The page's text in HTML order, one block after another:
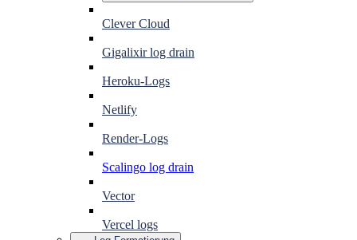
Clever Cloud
Gigalixir log drain
Heroku-Logs
Netlify
Render-Logs
Scalingo log drain
Vector
Vercel logs